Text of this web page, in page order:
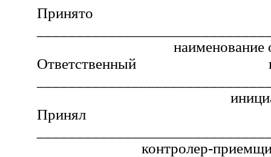
наименование
Ответственный
Принял
контролер-